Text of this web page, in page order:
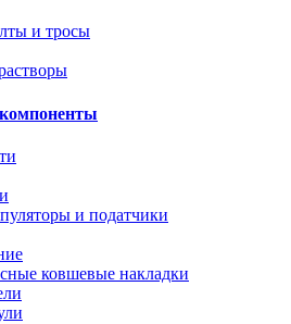
и тросы
и податчики
ковшевые накладки